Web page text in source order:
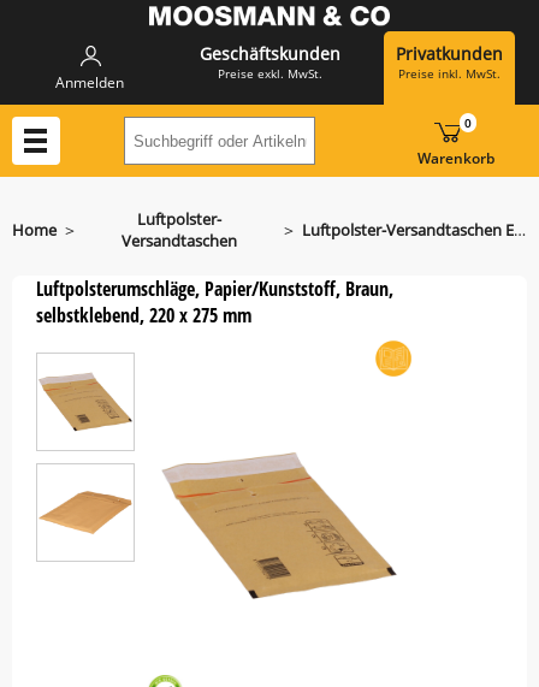
Anmelden
Geschäftskunden
Preise exkl. MwSt.
Privatkunden
Preise inkl. MwSt.
Suchbegriff oder Artikelnummer hier
Warenkorb
0
Home >
Luftpolster-
Versandtaschen
> Luftpolster-Versandtaschen E/15
Luftpolsterumschläge, Papier/Kunststoff, Braun,
selbstklebend, 220 x 275 mm